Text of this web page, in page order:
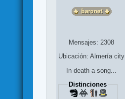
Mensajes: 2308
Ubicación: Almería city
In death a song...
Distinciones